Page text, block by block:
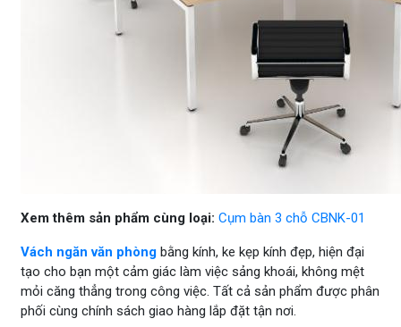
Xem thêm sản phẩm cùng loại: Cụm bàn 3 chỗ CBNK-01
Vách ngăn văn phòng bằng kính, ke kẹp kính đẹp, hiện đại
tạo cho bạn một cảm giác làm việc sảng khoái, không mệt
mỏi căng thẳng trong công việc. Tất cả sản phẩm được phân
phối cùng chính sách giao hàng lắp đặt tận nơi.